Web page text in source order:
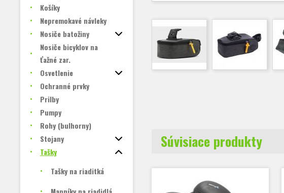
Košíky
Nepremokavé návleky
Nosiče batožiny
Nosiče bicyklov na
ťažné zar.
Osvetlenie
Ochranné prvky
Prilby
Pumpy
Rohy (bulhorny)
Stojany
Tašky
Tašky na riaditká
Súvisiace produkty